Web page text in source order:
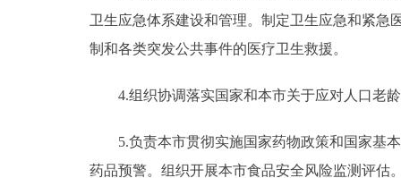
卫生应急体系建设和管理。制定卫生应急和紧急
制和各类突发公共事件的医疗卫生救援。
4.组织协调落实国家和本市关于应对人口老龄
5.负责本市贯彻实施国家药物政策和国家基本
药品预警。组织开展本市食品安全风险监测评估